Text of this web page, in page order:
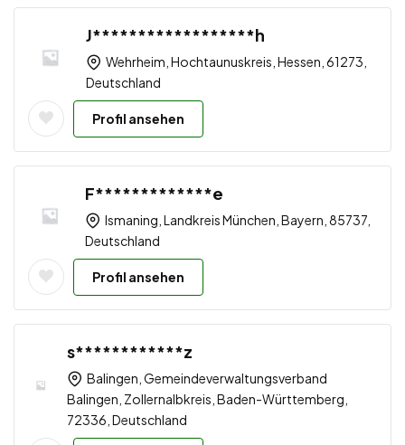
J******************h
Wehrheim, Hochtaunuskreis, Hessen, 61273,
Deutschland
Profil ansehen
F*************e
Ismaning, Landkreis München, Bayern, 85737,
Deutschland
Profil ansehen
s************z
Balingen, Gemeindeverwaltungsverband
Balingen, Zollernalbkreis, Baden-Württemberg,
72336, Deutschland